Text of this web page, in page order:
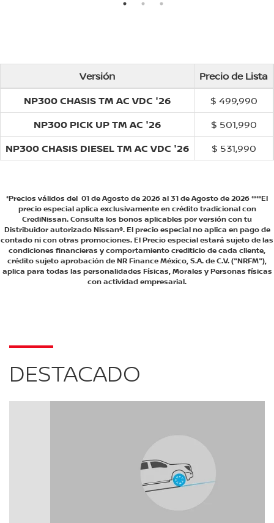
Versión
Precio de Lista
NP300 CHASIS TM AC VDC '26
$ 499,990
NP300 PICK UP TM AC '26
$ 501,990
NP300 CHASIS DIESEL TM AC VDC '26
$ 531,990
*Precios válidos del 01 de Agosto de 2026 al 31 de Agosto de 2026 ****El
precio especial aplica exclusivamente en crédito tradicional con
CrediNissan. Consulta los bonos aplicables por versión con tu
Distribuidor autorizado Nissan®. El precio especial no aplica en pago de
contado ni con otras promociones. El Precio especial estará sujeto de las
condiciones financieras y comportamiento crediticio de cada cliente,
crédito sujeto aprobación de NR Finance México, S.A. de C.V. ("NRFM"),
aplica para todas las personalidades Físicas, Morales y Personas físicas
con actividad empresarial.
DESTACADO